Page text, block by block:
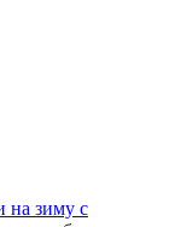
на зиму с